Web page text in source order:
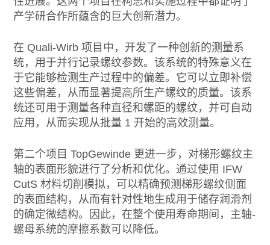
产学研合作所蕴含的巨大创新潜力。
在 Quali-Wirb 项目中，开发了一种创新的测量系
统，用于并行记录螺纹参数。该系统的特殊意义在
于它能够检测生产过程中的偏差。它可以立即补偿
这些偏差，从而显著提高所生产螺纹的质量。该系
统还可用于测量各种直径和螺距的螺纹，并可自动
应用，从而实现从批量 1 开始的高效测量。
第二个项目 TopGewinde 更进一步，对梯形螺纹主
轴的表面形貌进行了分析和优化。通过使用 IFW
CutS 材料切削模拟，可以精确预测梯形螺纹侧面
的表面结构，从而有针对性地生成用于储存润滑剂
的确定微结构。因此，在整个使用寿命期间，主轴-
螺母系统的摩擦系数可以降低。